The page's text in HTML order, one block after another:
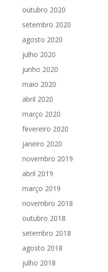
outubro 2020
setembro 2020
agosto 2020
julho 2020
junho 2020
maio 2020
abril 2020
março 2020
fevereiro 2020
janeiro 2020
novembro 2019
abril 2019
março 2019
novembro 2018
outubro 2018
setembro 2018
agosto 2018
julho 2018